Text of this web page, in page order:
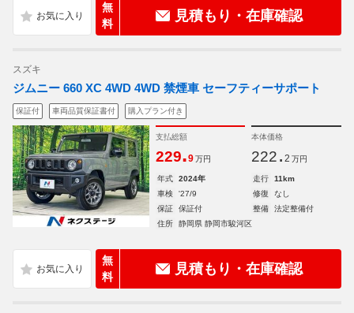
無
料
見積もり・在庫確認
スズキ
ジムニー 660 XC 4WD 4WD 禁煙車 セーフティーサポート
保証付 車両品質保証書付 購入プラン付き
支払総額
229.9 万円
本体価格
222. 2 万円
年式 2024年 走行
11km
車検
'27/9 修復
なし
保証
保証付 整備
法定整備付
住所
静岡県 静岡市駿河区
無
料
見積もり・在庫確認